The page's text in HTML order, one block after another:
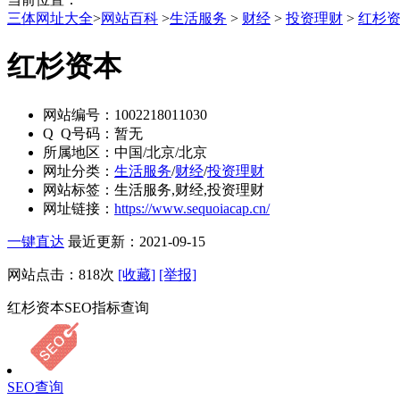
三体网址大全>网站百科 >生活服务 > 财经 > 投资理财 > 红杉
红杉资本
网站编号： 1002218011030
Q Q号码： 暂无
所属地区： 中国/北京/北京
网址分类： 生活服务/财经/投资理财
网站标签： 生活服务,财经,投资理财
网址链接： https://www.sequoiacap.cn/
一键直达 最近更新：2021-09-15
网站点击： 818次 [收藏] [举报]
红杉资本SEO指标查询
SEO查询